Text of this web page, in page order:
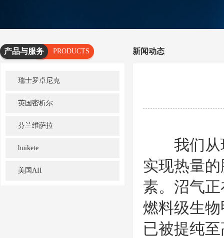
产品与服务
PRODUCTS
SERVICES
瑞士罗卓尼克
英国密析尔
芬兰维萨拉
huikete
美国AII
新闻动态
我们从现
实现热量
素。沼气
燃料级生
已被提纯